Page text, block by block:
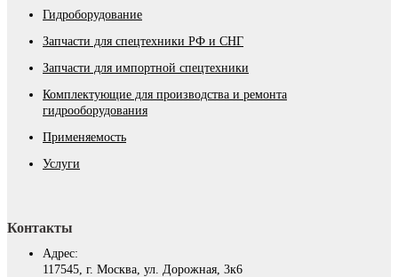
Гидроборудование
Запчасти для спецтехники РФ и СНГ
Запчасти для импортной спецтехники
Комплектующие для производства и ремонта
гидрооборудования
Применяемость
Услуги
Контакты
Адрес:
117545, г. Москва, ул. Дорожная, 3к6